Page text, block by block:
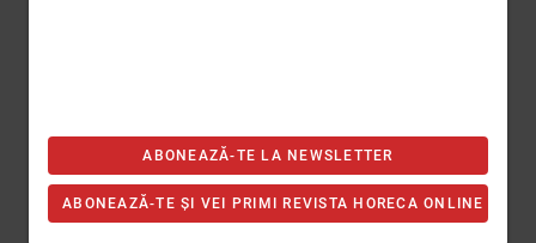
ABONEAZĂ-TE LA NEWSLETTER
ABONEAZĂ-TE ȘI VEI PRIMI REVISTA HORECA ONLINE